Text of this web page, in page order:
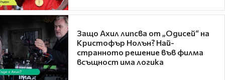
Защо Ахил липсва от „Одисей“ на
Кристофър Нолън? Най-
странното решение във филма
всъщност има логика